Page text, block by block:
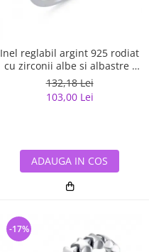
Inel reglabil argint 925 rodiat
cu zirconii albe si albastre -
Be Elegant ITU0109
132,18 Lei
103,00 Lei
ADAUGA IN COS
-17%